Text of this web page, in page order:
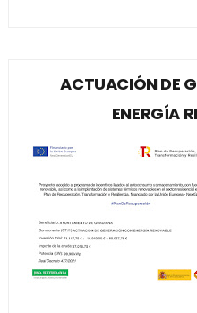
ACTUACIÓN DE
ENERGÍA